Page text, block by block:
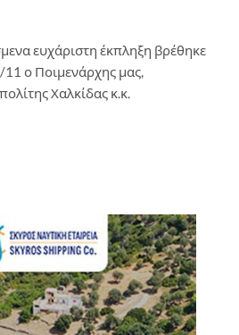
ευχάριστη έκπληξη βρέθηκε
11 ο Ποιμενάρχης μας,
Χαλκίδας κ.κ.